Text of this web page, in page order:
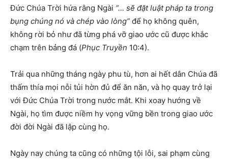
Đức Chúa Trời hứa rằng Ngài “… sẽ đặt luật pháp ta trong
bụng chúng nó và chép vào lòng” để họ không quên,
không rời bỏ như đã từng phá vỡ giao ước cũ được khắc
chạm trên bảng đá (Phục Truyền 10:4).
Trải qua những tháng ngày phu tù, hơn ai hết dân Chúa đã
thấm thía mọi nỗi tủi hờn đủ để ăn năn, và họ quay trở lại
với Đức Chúa Trời trong nước mắt. Khi xoay hướng về
Ngài, họ tìm được niềm hy vọng vững bền trong giao ước
đời đời Ngài đã lập cùng họ.
Ngày nay chúng ta cũng có những tội lỗi, sai phạm cùng